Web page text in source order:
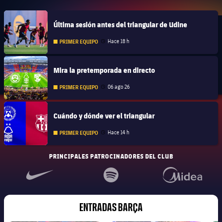
FC Barcelona club badge
Última sesión antes del triangular de Udine
PRIMER EQUIPO Fecha de publicación
Hace 18 h
FC Barcelona club badge
Mira la pretemporada en directo
PRIMER EQUIPO Fecha de publicación
06 ago 26
FC Barcelona club badge
Cuándo y dónde ver el triangular
PRIMER EQUIPO Fecha de publicación
Hace 14 h
PRINCIPALES PATROCINADORES DEL CLUB
ENTRADAS BARÇA